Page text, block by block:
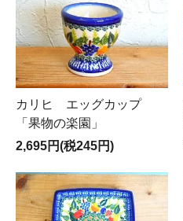
カリヒ エッグカップ
「果物の楽園」
2,695円(税245円)